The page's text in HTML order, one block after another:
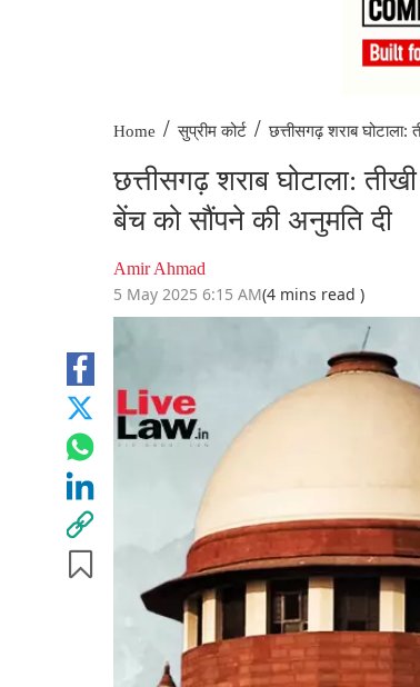
Home / सुप्रीम कोर्ट / छत्तीसगढ़ शराब
छत्तीसगढ़ शराब घोटाला:
बेंच को सौंपने की अनुमति दी
Amir Ahmad
5 May 2025 6:15 AM(4 mins read )